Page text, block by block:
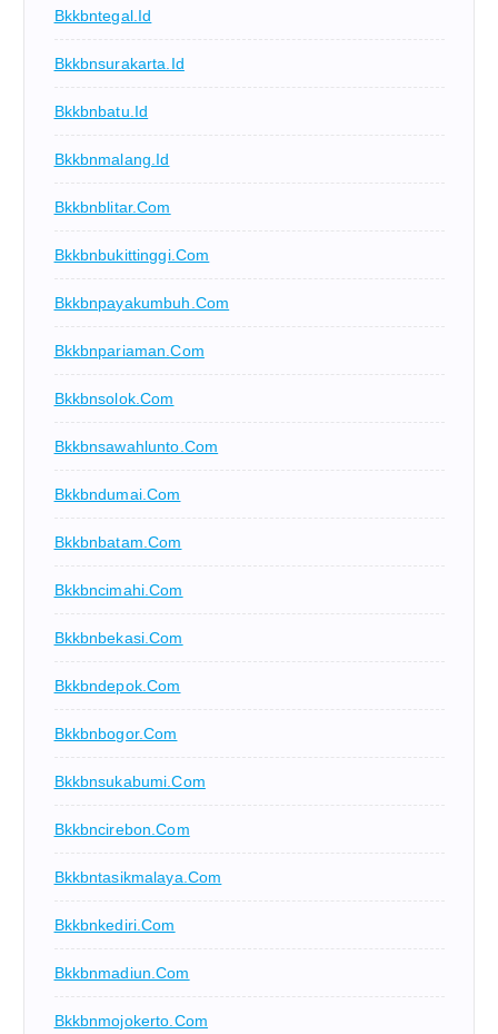
Bkkbntegal.id
Bkkbnsurakarta.id
Bkkbnbatu.id
Bkkbnmalang.id
Bkkbnblitar.com
Bkkbnbukittinggi.com
Bkkbnpayakumbuh.com
Bkkbnpariaman.com
Bkkbnsolok.com
Bkkbnsawahlunto.com
Bkkbndumai.com
Bkkbnbatam.com
Bkkbncimahi.com
Bkkbnbekasi.com
Bkkbndepok.com
Bkkbnbogor.com
Bkkbnsukabumi.com
Bkkbncirebon.com
Bkkbntasikmalaya.com
Bkkbnkediri.com
Bkkbnmadiun.com
Bkkbnmojokerto.com